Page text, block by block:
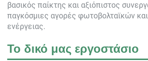
βασικός παίκτης και αξιόπιστος
παγκόσμιες αγορές φωτοβολταϊκών
ενέργειας.
Το δικό μας εργοστάσιο